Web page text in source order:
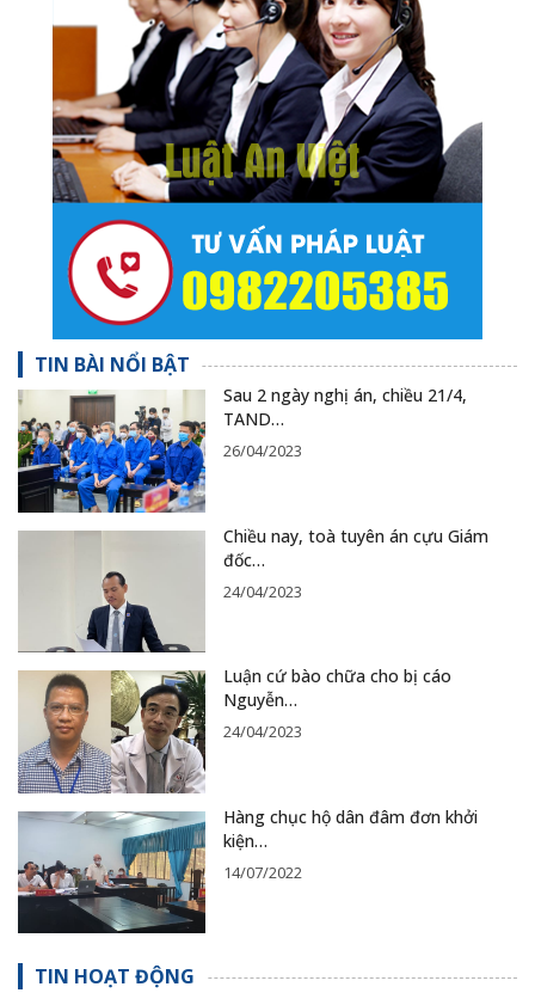
TIN BÀI NỔI BẬT
Sau 2 ngày nghị án, chiều 21/4,
TAND…
26/04/2023
Chiều nay, toà tuyên án cựu Giám
đốc…
24/04/2023
Luận cứ bào chữa cho bị cáo
Nguyễn…
24/04/2023
Hàng chục hộ dân đâm đơn khởi
kiện…
14/07/2022
TIN HOẠT ĐỘNG